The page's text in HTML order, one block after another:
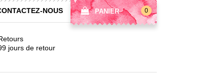
PANIER 0
NOUS
jours de retour